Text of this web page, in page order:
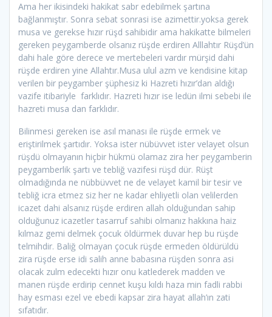
Ama her ikisindeki hakikat sabr edebilmek şartına
bağlanmıştır. Sonra sebat sonrasi ise azimettir.yoksa gerek
musa ve gerekse hızır rüşd sahibidir ama hakikatte bilmeleri
gereken peygamberde olsanız rüşde erdiren Alllahtır Rüşd’ün
dahi hale göre derece ve mertebeleri vardır mürşid dahi
rüşde erdiren yine Allahtır.Musa ulul azm ve kendisine kitap
verilen bir peygamber şüphesiz ki Hazreti hızır’dan aldığı
vazife itibariyle farklıdır. Hazreti hızır ise ledün ilmi sebebi ile
hazreti musa dan farklıdır.
Bilinmesi gereken ise asıl manası ile rüşde ermek ve
eriştirilmek şartıdır. Yoksa ister nübüvvet ister velayet olsun
rüşdü olmayanın hiçbir hükmü olamaz zira her peygamberin
peygamberlik şartı ve tebliğ vazifesi rüşd dür. Rüşt
olmadığında ne nübbüvvet ne de velayet kamil bir tesir ve
tebliğ icra etmez siz her ne kadar ehliyetli olan velilerden
icazet dahi alsanız rüşde erdiren allah olduğundan sahip
olduğunuz icazetler tasarruf sahibi olmanız hakkına haiz
kılmaz gemi delmek çocuk öldürmek duvar hep bu rüşde
telmihdir. Baliğ olmayan çocuk rüşde ermeden öldürüldü
zira rüşde erse idi salih anne babasına rüşden sonra asi
olacak zulm edecekti hızır onu katlederek madden ve
manen rüşde erdirip cennet kuşu kıldı haza min fadli rabbi
hay esması ezel ve ebedi kapsar zira hayat allah’ın zati
sıfatıdır.